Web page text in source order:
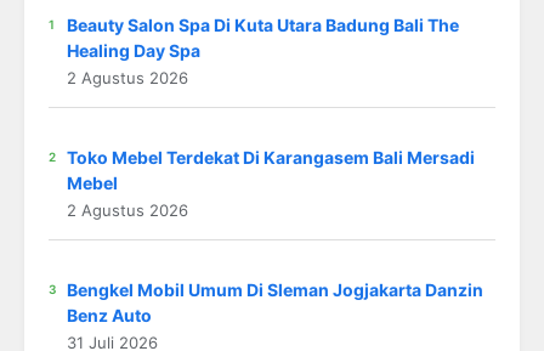
Beauty Salon Spa Di Kuta Utara Badung Bali The
Healing Day Spa
2 Agustus 2026
Toko Mebel Terdekat Di Karangasem Bali Mersadi
Mebel
2 Agustus 2026
Bengkel Mobil Umum Di Sleman Jogjakarta Danzin
Benz Auto
31 Juli 2026